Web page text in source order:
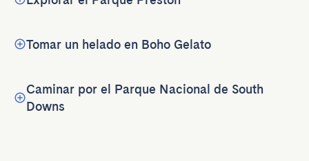
Tomar un helado en Boho Gelato
Caminar por el Parque Nacional de South
Downs